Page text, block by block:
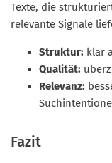
Texte, die
relevante Signale
Struktur: klar
Qualität:
Relevanz:
Fazit